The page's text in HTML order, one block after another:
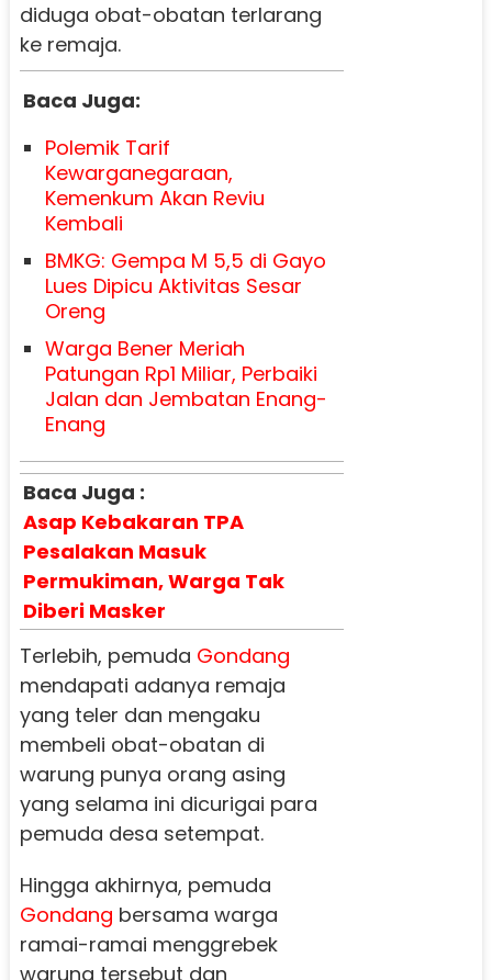
diduga obat-obatan terlarang
ke remaja.
Baca Juga:
Polemik Tarif
Kewarganegaraan,
Kemenkum Akan Reviu
Kembali
BMKG: Gempa M 5,5 di Gayo
Lues Dipicu Aktivitas Sesar
Oreng
Warga Bener Meriah
Patungan Rp1 Miliar, Perbaiki
Jalan dan Jembatan Enang-
Enang
Baca Juga :
Asap Kebakaran TPA
Pesalakan Masuk
Permukiman, Warga Tak
Diberi Masker
Terlebih, pemuda Gondang
mendapati adanya remaja
yang teler dan mengaku
membeli obat-obatan di
warung punya orang asing
yang selama ini dicurigai para
pemuda desa setempat.
Hingga akhirnya, pemuda
Gondang bersama warga
ramai-ramai menggrebek
warung tersebut dan